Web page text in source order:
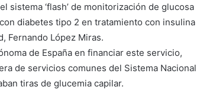
sistema ‘flash’ de monitorización de glucosa
diabetes tipo 2 en tratamiento con insulina
Fernando López Miras.
de España en financiar este servicio,
de servicios comunes del Sistema Nacional
tiras de glucemia capilar.